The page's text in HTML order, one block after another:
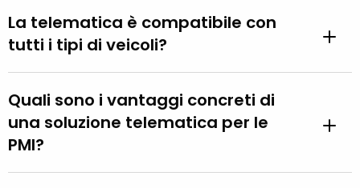
La telematica è compatibile con
tutti i tipi di veicoli?
Quali sono i vantaggi concreti di
una soluzione telematica per le
PMI?